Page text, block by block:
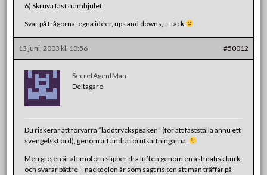
6) Skruva fast framhjulet
Svar på frågorna, egna idéer, ups and downs, … tack
13 juni, 2003 kl. 10:56 #50012
SecretAgentMan
Deltagare
Du riskerar att förvärra ”laddtryckspeaken” (för att fastställa ännu ett
svengelskt ord), genom att ändra förutsättningarna.
Men grejen är att motorn slipper dra luften genom en astmatisk burk,
och svarar bättre – nackdelen är som sagt risken att man träffar på